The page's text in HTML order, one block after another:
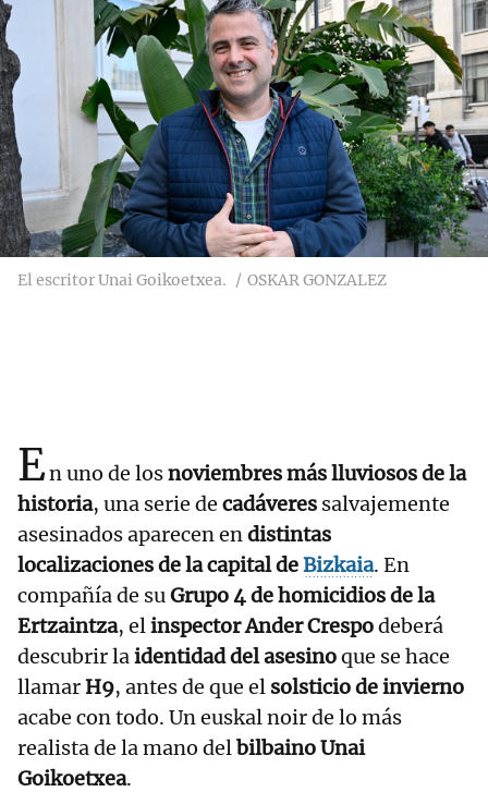
El escritor Unai Goikoetxea. OSKAR GONZALEZ
En uno de losnoviembres más lluviosos de la
historia, una serie de cadáveres salvajemente
asesinados aparecen endistintas
localizaciones de la capital deBizkaia. En
compañía de suGrupo 4 de homicidios de la
Ertzaintza, elinspector Ander Crespodeberá
descubrir laidentidad del asesinoque se hace
llamar H9, antes de que el solsticio de invierno
acabe con todo. Un euskal noir de lo más
realista de la mano delbilbaino Unai
Goikoetxea.